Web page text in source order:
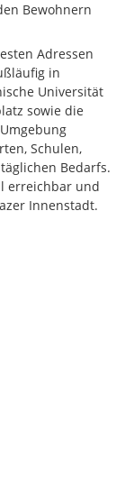
Bewohnern
brutto exkl.
wird
der
der
Adressen
in
Universität
sowie die
Schulen,
Bedarfs.
erreichbar und
Innenstadt.